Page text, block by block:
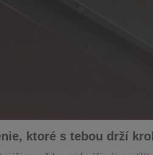
ktoré s tebou drží